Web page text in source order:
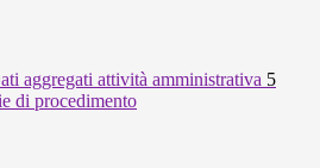
aggregati attività amministrativa 5
di procedimento